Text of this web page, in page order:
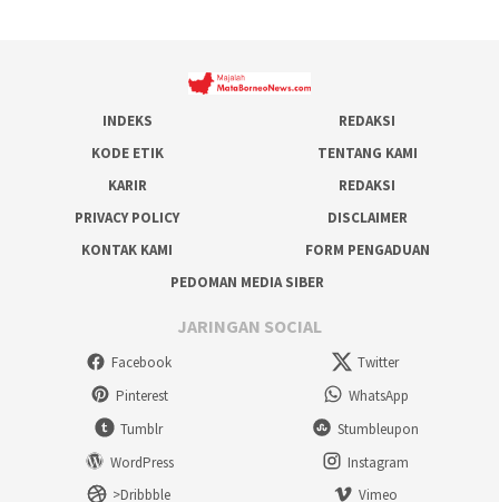
INDEKS
REDAKSI
KODE ETIK
TENTANG KAMI
KARIR
REDAKSI
PRIVACY POLICY
DISCLAIMER
KONTAK KAMI
FORM PENGADUAN
PEDOMAN MEDIA SIBER
JARINGAN SOCIAL
Facebook
Twitter
Pinterest
WhatsApp
Tumblr
Stumbleupon
WordPress
Instagram
>Dribbble
Vimeo